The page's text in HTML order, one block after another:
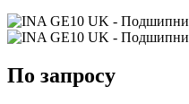
По запросу